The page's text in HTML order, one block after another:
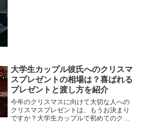
大学生カップル彼氏へのクリスマ
スプレゼントの相場は？喜ばれる
プレゼントと渡し方を紹介
今年のクリスマスに向けて大切な人への
クリスマスプレゼントは、もうお決まり
ですか？大学生カップルで初めてのクリ